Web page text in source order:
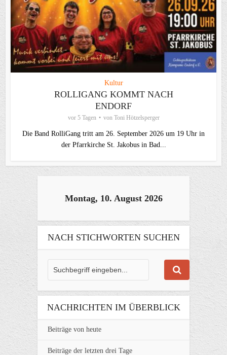
Kultur
ROLLIGANG KOMMT NACH
ENDORF
vor 5 Tagen von Toni Hötzelsperger
Die Band RolliGang tritt am 26. September 2026 um 19 Uhr in
der Pfarrkirche St. Jakobus in Bad...
Montag, 10. August 2026
NACH STICHWORTEN SUCHEN
NACHRICHTEN IM ÜBERBLICK
Beiträge von heute
Beiträge der letzten drei Tage